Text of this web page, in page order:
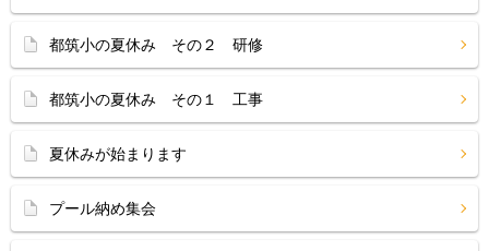
都筑小の夏休み その２ 研修
都筑小の夏休み その１ 工事
夏休みが始まります
プール納め集会